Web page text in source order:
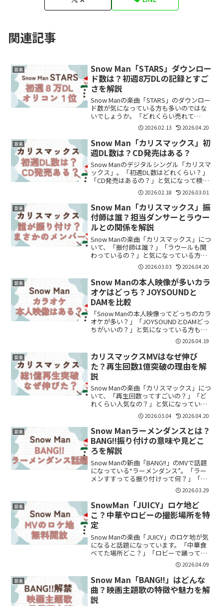
関連記事
音楽
Snow Man「STARS」ダウンロー
ド数は？初週8万DLの記録とすご
さを解説
Snow Manの楽曲「STARS」のダウンロー
ド数が気になっている方も多いのではな
いでしょうか。「どれくらい売れて
る？」「すごい記録なの？」と気になり
ますよね。結論からいうと、「STARS」
は初週約8万ダウンロードを記録し、
Snow Ma...
2026.02.13 2026.04.20
音楽
Snow Man「カリスマックス」初
週DL数は？CD発売はある？
Snow Manのデジタルシングル「カリスマ
ックス」。「初週DL数はどれくらい？」
「CD発売はあるの？」と気になって検索
する人も多いですよね。結論、「カリス
マックス」は初週72,212DLを記録し、シ
ングルとしてのCD発売はありません。■
...
2026.02.18 2026.03.01
音楽
Snow Man「カリスマックス」振
付師は誰？担当ダンサーとラウー
ルとの関係を解説
Snow Manの楽曲「カリスマックス」につ
いて、「振付師は誰？」「ラウールも関
わっているの？」と気になっている方も
多いのではないでしょうか。結論からい
うと、「カリスマックス」の振付はラウ
ール・ReiNa・macotoの3名が担当して
います...
2026.03.03 2026.04.20
音楽
Snow Manの本人映像が多いカラ
オケはどっち？JOYSOUNDと
DAMを比較
「Snow Manの本人映像ってどっちのカラ
オケが多い？」「JOYSOUNDとDAMどっ
ちがいいの？」と気になっている方も多
いのではないでしょうか。結論から言う
と、Snow Manの本人映像を重視するなら
DAMの方がやや充実している傾向があ...
2026.04.19
音楽
カリスマックスMVはなぜ伸び
た？再生回数1億突破の理由を解
説
Snow Manの楽曲「カリスマックス」につ
いて、「再生回数ってすごいの？」「ど
れくらい人気なの？」と気になっている
方も多いのではないでしょうか。結論か
らいうと、「カリスマックス」はMVとダ
ンスプラクティスを含めて総再生回数1億
回を突破して...
2026.03.04 2026.04.20
音楽
Snow Manラーメンダンスとは？
BANG!!振り付けの意味や見どこ
ろを解説
Snow Manの新曲「BANG!!」のMVで話題
になっている“ラーメンダンス”。「ラー
メンすすってる振り付けって何？」「誰
が考えたの？」と気になっている方も多
いのではないでしょうか。この記事で
は、BANG!!のラーメンダンスの意味や振
り付...
2026.03.29
音楽
SnowMan「JUICY」ロケ地ど
こ？中華やロビーの撮影場所を特
定
Snow Manの楽曲「JUICY」のロケ地が気
になると話題になっています。「中華食
べてた場所どこ？」「ロビーで踊ってた
ホテルは？」と気になって検索する人も
多いようです。結論から言うと、JUICYの
ロケ地はホテルスプリングス幕張が有力
とされ...
2026.04.09
音楽
Snow Man「BANG!!」はどんな
曲？映画主題歌の特徴や魅力を解
説